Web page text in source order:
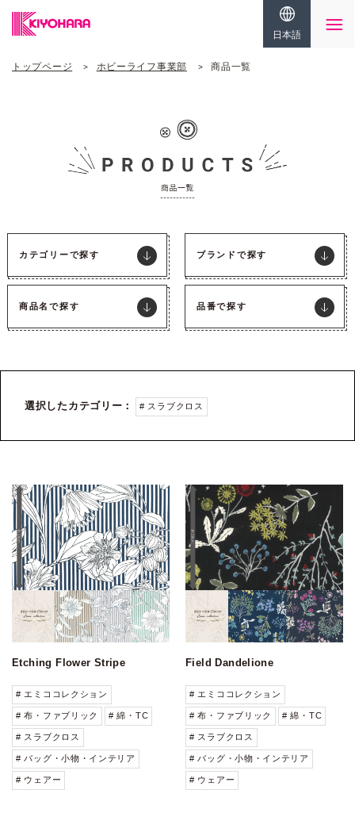
日本語
トップページ ホビーライフ事業部 商品一覧
カテゴリーで探す ブランドで探す
商品名で探す 品番で探す
選択したカテゴリー： # スラブクロス
Etching Flower Stripe
# エミココレクション
# 布・ファブリック # 綿・TC
# スラブクロス
# バッグ・小物・インテリア
# ウェアー
Field Dandelione
# エミココレクション
# 布・ファブリック # 綿・TC
# スラブクロス
# バッグ・小物・インテリア
# ウェアー